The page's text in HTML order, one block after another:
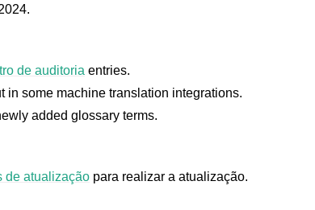
de auditoria entries.
in some machine translation integrations.
added glossary terms.
de atualização para realizar a atualização.